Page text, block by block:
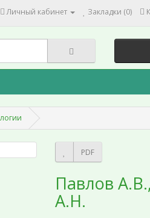
Личный кабинет Закладки (0)
PDF
Павлов
А.Н.